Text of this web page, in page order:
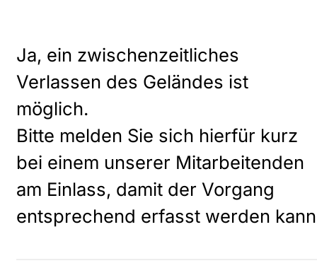
Ja, ein zwischenzeitliches
Verlassen des Geländes ist
möglich.
Bitte melden Sie sich hierfür kurz
bei einem unserer Mitarbeitenden
am Einlass, damit der Vorgang
entsprechend erfasst werden